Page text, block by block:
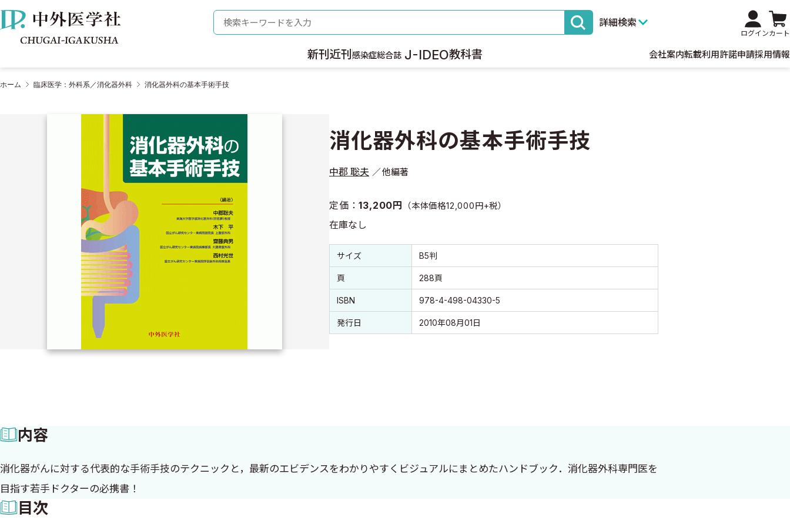
株式会社 中外医学社 検索キーワード 詳細検索
ログインカート
新刊 近刊 感染症総合誌 J-IDEO教科書 会社案内転載利用許諾申請採用情報
ホーム 臨床医学：外科系／消化器外科 消化器外科の基本手術手技
消化器外科の基本手術手技
中郡 聡夫 他編著
定価：13,200円 （本体価格12,000円+税）
在庫なし
書誌情報
書誌情報
サイズ B5判
頁 288頁
ISBN 978-4-498-04330-5
発行日 2010年08月01日
内容
消化器がんに対する代表的な手術手技のテクニックと，最新のエビデンスをわかりやすくビジュアルにまとめたハンドブック．消化器外科専門医を
目指す若手ドクターの必携書！
目次